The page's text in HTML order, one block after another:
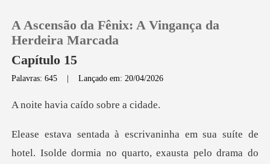
Histórico
A Ascensão da Fênix: A Vingança da
Herdeira Marcada
Capítulo 15
Palavras: 645 |Lançado em: 20/04/2026
ia caído so
em sua suíte de
hotel. Isolde dormia